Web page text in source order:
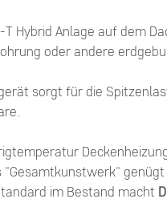
T Hybrid Anlage auf dem
oder andere
sorgt für die
"Gesamtkunstwerk"
im Bestand macht